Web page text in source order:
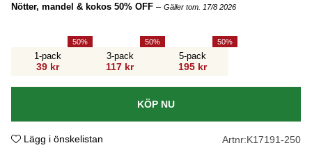
Nötter, mandel & kokos 50% OFF – Gäller tom. 17/8 2026
1-pack
39 kr
50
3-pack
117 kr
50
5-pack
195 kr
50
KÖP NU
Lägg i önskelistan Artnr:K17191-250